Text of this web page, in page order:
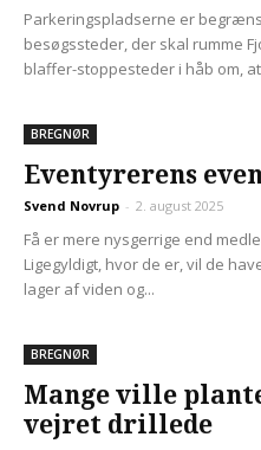
Parkeringspladserne er
besøgssteder, der skal rumme
blaffer-stoppesteder i håb om,
BREGNØR
Eventyrerens
Svend Novrup - 2. august 2025
Få er mere nysgerrige end
Ligegyldigt, hvor de er, vil de
lager af viden og...
BREGNØR
Mange ville
vejret drillede